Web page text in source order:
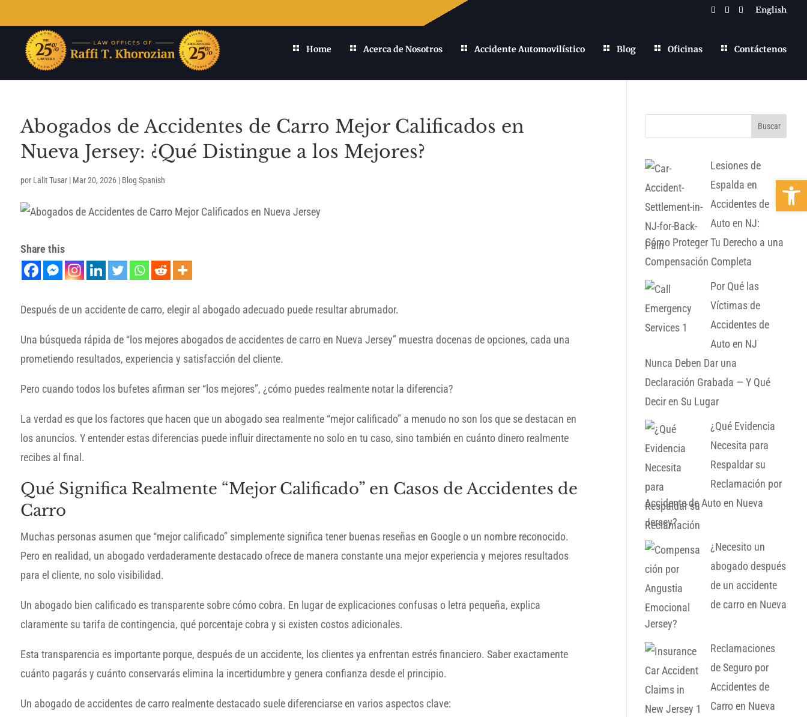
Abrir
English
Home Acerca de Nosotros Accidente Automovilístico Blog Oficinas Contáctenos
Abogados de Accidentes de Carro Mejor Calificados en
Nueva Jersey: ¿Qué Distingue a los Mejores?
por Lalit Tusar| Mar 20, 2026| Blog Spanish
Share this
Después de un accidente de carro, elegir al abogado adecuado puede resultar abrumador.
Una búsqueda rápida de “los mejores abogados de accidentes de carro en Nueva Jersey” muestra docenas de opciones, cada una
prometiendo resultados, experiencia y satisfacción del cliente.
Pero cuando todos los bufetes afirman ser “los mejores”, ¿cómo puedes realmente notar la diferencia?
La verdad es que los factores que hacen que un abogado sea realmente “mejor calificado” a menudo no son los que se destacan en
los anuncios. Y entender estas diferencias puede influir directamente no solo en tu caso, sino también en cuánto dinero realmente
recibes al final.
Qué Significa Realmente “Mejor Calificado” en Casos de Accidentes de
Carro
Muchas personas asumen que “mejor calificado” simplemente significa tener buenas reseñas en Google o un nombre reconocido.
Pero en realidad, un abogado verdaderamente destacado ofrece de manera constante una mejor experiencia y mejores resultados
para el cliente, no solo visibilidad.
Un abogado bien calificado es transparente sobre cómo cobra. En lugar de explicaciones confusas o letra pequeña, explica
claramente su tarifa de contingencia, qué porcentaje cobra y si existen costos adicionales.
Esta transparencia es importante porque, después de un accidente, los clientes ya enfrentan estrés financiero. Saber exactamente
cuánto pagarás y cuánto conservarás elimina la incertidumbre y genera confianza desde el principio.
Un abogado de accidentes de carro realmente destacado suele diferenciarse en varios aspectos clave:
Lesiones de
Espalda en
Accidentes de
Auto en NJ:
Cómo Proteger Tu Derecho a una
Compensación Completa
Por Qué las
Víctimas de
Accidentes de
Auto en NJ
Nunca Deben Dar una
Declaración Grabada — Y Qué
Decir en Su Lugar
¿Qué Evidencia
Necesita para
Respaldar su
Reclamación por
Accidente de Auto en Nueva
Jersey?
¿Necesito un
abogado después
de un accidente
de carro en Nueva
Jersey?
Reclamaciones
de Seguro por
Accidentes de
Carro en Nueva